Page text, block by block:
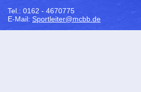
Tel.: 0162 - 4670775
E-Mail: Sportleiter@mcbb.de